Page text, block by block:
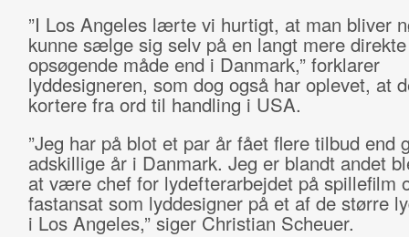
”I Los Angeles lærte vi hurtigt, at man bliver
kunne sælge sig selv på en langt mere
opsøgende måde end i Danmark,” forklarer
lyddesigneren, som dog også har oplevet, at
kortere fra ord til handling i USA.
”Jeg har på blot et par år fået flere tilbud end
adskillige år i Danmark. Jeg er blandt andet
at være chef for lydefterarbejdet på spillefilm
fastansat som lyddesigner på et af de større
i Los Angeles,” siger Christian Scheuer.